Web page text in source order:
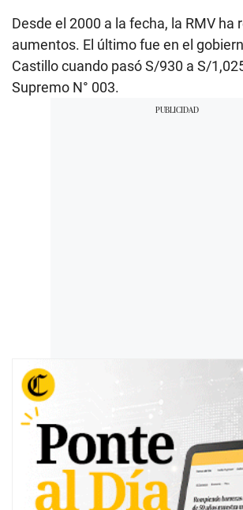
Desde el 2000 a la fecha, la RMV ha
aumentos. El último fue en el
Castillo cuando pasó S/930 a S/
Supremo N° 003.